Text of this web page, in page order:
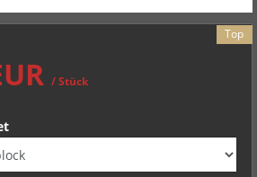
Top
/ Stück